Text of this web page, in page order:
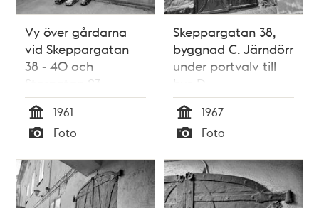
Vy över gårdarna
vid Skeppargatan
38 - 40 och
Storgatan 23
Tid
1961
Typ
Foto
Skeppargatan 38,
byggnad C. Järndörr
under portvalv till
hus D
Tid
1967
Typ
Foto